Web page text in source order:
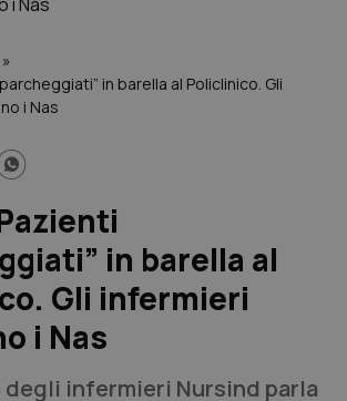
»
in barella al Policlinico. Gli
i Nas
in barella al
Gli infermieri
i Nas
degli infermieri Nursind parla